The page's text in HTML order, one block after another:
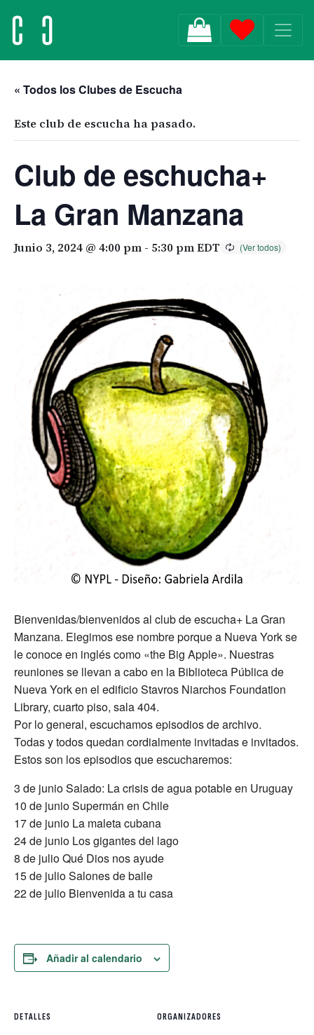
MAIN NAVIGATION
« Todos los Clubes de Escucha
Este club de escucha ha pasado.
Club de eschucha+
La Gran Manzana
Junio 3, 2024 @ 4:00 pm - 5:30 pmEDT
Bienvenidas/bienvenidos al club de escucha+ La Gran
Manzana. Elegimos ese nombre porque a Nueva York se
le conoce en inglés como «the Big Apple». Nuestras
reuniones se llevan a cabo en la Biblioteca Pública de
Nueva York en el edificio Stavros Niarchos Foundation
Library, cuarto piso, sala 404.
Por lo general, escuchamos episodios de archivo.
Todas y todos quedan cordialmente invitadas e invitados.
Estos son los episodios que escucharemos:
3 de junio Salado: La crisis de agua potable en Uruguay
10 de junio Supermán en Chile
17 de junio La maleta cubana
24 de junio Los gigantes del lago
8 de julio Qué Dios nos ayude
15 de julio Salones de baile
22 de julio Bienvenida a tu casa
Añadir al calendario
DETALLES ORGANIZADORES